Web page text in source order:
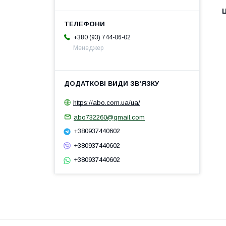
+380 (93) 744-06-02
Менеджер
https://abo.com.ua/ua/
abo732260@gmail.com
+380937440602
+380937440602
+380937440602